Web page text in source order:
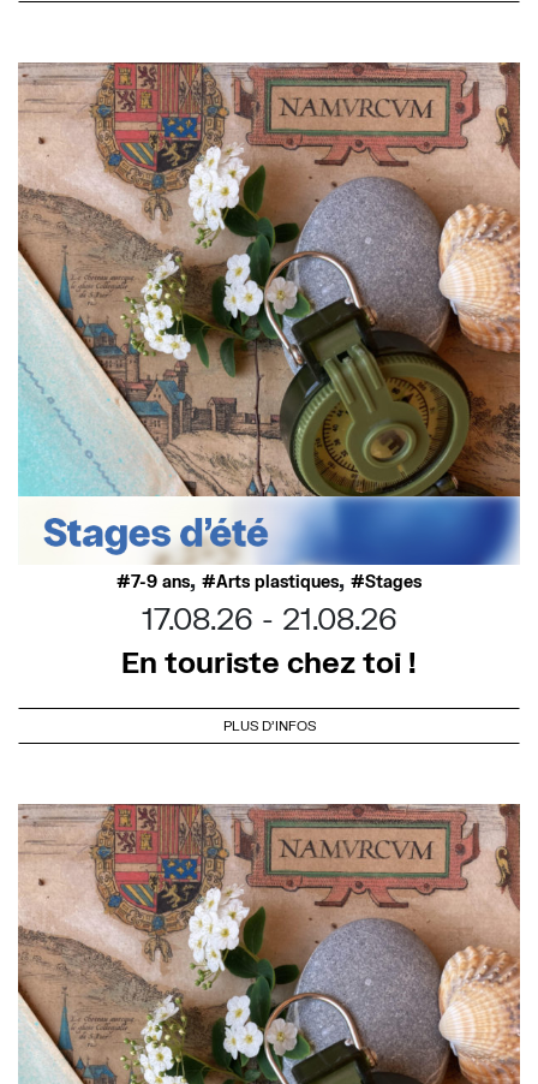
7-9 ans, Arts plastiques, Stages
17.08.26
21.08.26
En touriste chez toi !
PLUS D'INFOS